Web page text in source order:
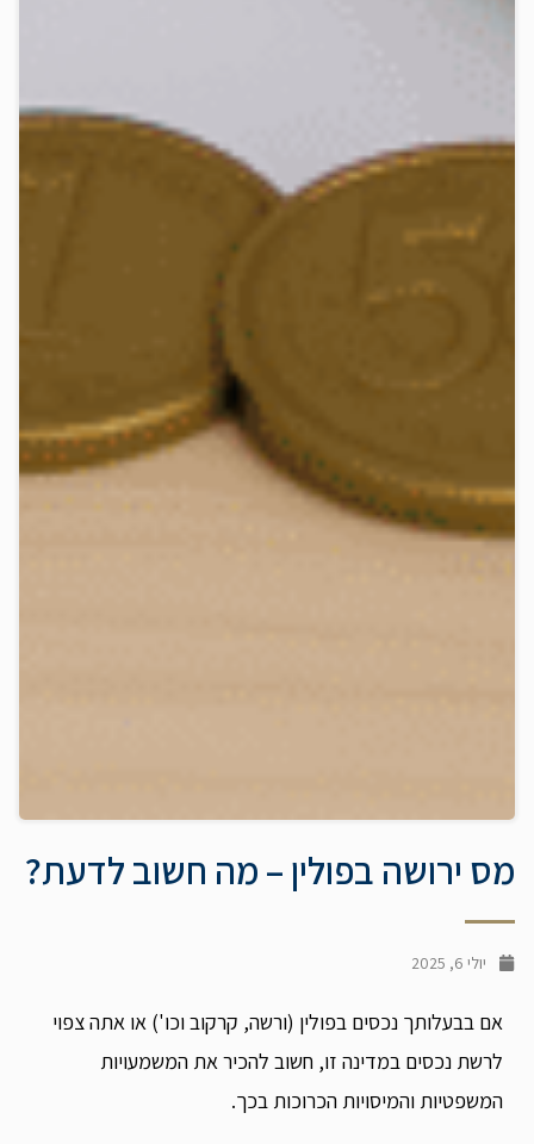
מס ירושה בפולין – מה חשוב לדעת?
יולי 6, 2025
אם בבעלותך נכסים בפולין (ורשה, קרקוב וכו') או אתה צפוי
לרשת נכסים במדינה זו, חשוב להכיר את המשמעויות
המשפטיות והמיסויות הכרוכות בכך.